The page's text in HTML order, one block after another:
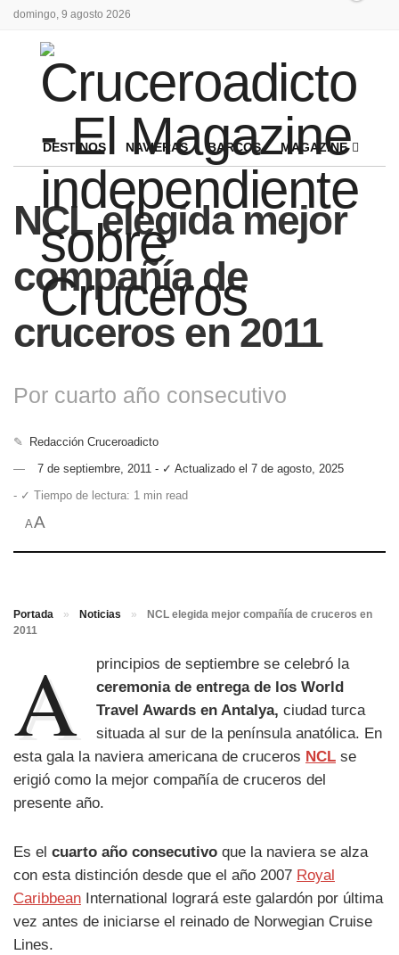
domingo, 9 agosto 2026
DESTINOS NAVIERAS BARCOS MAGAZINE
NCL elegida mejor
compañía de
cruceros en 2011
Por cuarto año consecutivo
✎
Redacción Cruceroadicto
7 de septiembre, 2011 - ✓ Actualizado el 7 de agosto, 2025
- ✓ Tiempo de lectura: 1 min read
AA
Portada » Noticias »
NCL elegida mejor compañía de cruceros en
2011
A
principios de septiembre se celebró la
ceremonia de entrega de los World
Travel Awards en Antalya, ciudad turca
situada al sur de la península anatólica. En
esta gala la naviera americana de cruceros NCL se
erigió como la mejor compañía de cruceros del
presente año.
Es el cuarto año consecutivo que la naviera se alza
con esta distinción desde que el año 2007 Royal
Caribbean International logrará este galardón por última
vez antes de iniciarse el reinado de Norwegian Cruise
Lines.